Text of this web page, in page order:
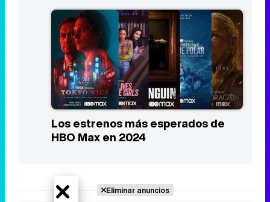
Los estrenos más esperados de
HBO Max en 2024
Eliminar anuncios